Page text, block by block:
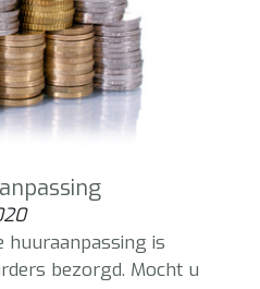
huuraanpassing is
bezorgd. Mocht u